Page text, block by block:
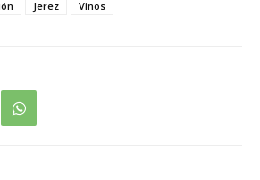
Jerez Vinos